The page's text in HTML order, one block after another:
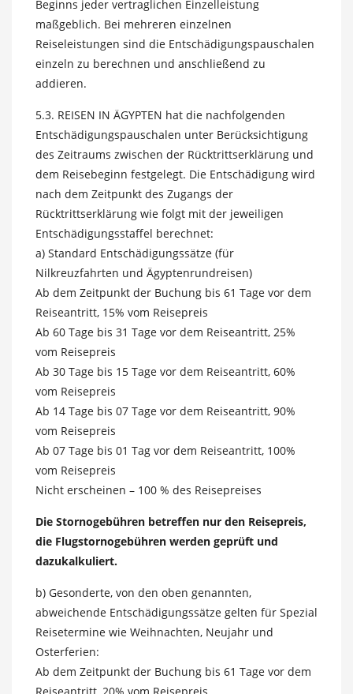
Beginns jeder vertraglichen Einzelleistung
maßgeblich. Bei mehreren einzelnen
Reiseleistungen sind die Entschädigungspauschalen
einzeln zu berechnen und anschließend zu
addieren.
5.3. REISEN IN ÄGYPTEN hat die nachfolgenden
Entschädigungspauschalen unter Berücksichtigung
des Zeitraums zwischen der Rücktrittserklärung und
dem Reisebeginn festgelegt. Die Entschädigung wird
nach dem Zeitpunkt des Zugangs der
Rücktrittserklärung wie folgt mit der jeweiligen
Entschädigungsstaffel berechnet:
a) Standard Entschädigungssätze (für
Nilkreuzfahrten und Ägyptenrundreisen)
Ab dem Zeitpunkt der Buchung bis 61 Tage vor dem
Reiseantritt, 15% vom Reisepreis
Ab 60 Tage bis 31 Tage vor dem Reiseantritt, 25%
vom Reisepreis
Ab 30 Tage bis 15 Tage vor dem Reiseantritt, 60%
vom Reisepreis
Ab 14 Tage bis 07 Tage vor dem Reiseantritt, 90%
vom Reisepreis
Ab 07 Tage bis 01 Tag vor dem Reiseantritt, 100%
vom Reisepreis
Nicht erscheinen – 100 % des Reisepreises
Die Stornogebühren betreffen nur den Reisepreis,
die Flugstornogebühren werden geprüft und
dazukalkuliert.
b) Gesonderte, von den oben genannten,
abweichende Entschädigungssätze gelten für Spezial
Reisetermine wie Weihnachten, Neujahr und
Osterferien:
Ab dem Zeitpunkt der Buchung bis 61 Tage vor dem